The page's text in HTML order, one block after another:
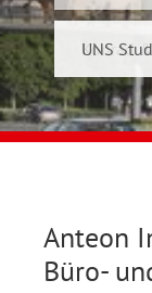
UNS
Konrad
Anteon
Büro-